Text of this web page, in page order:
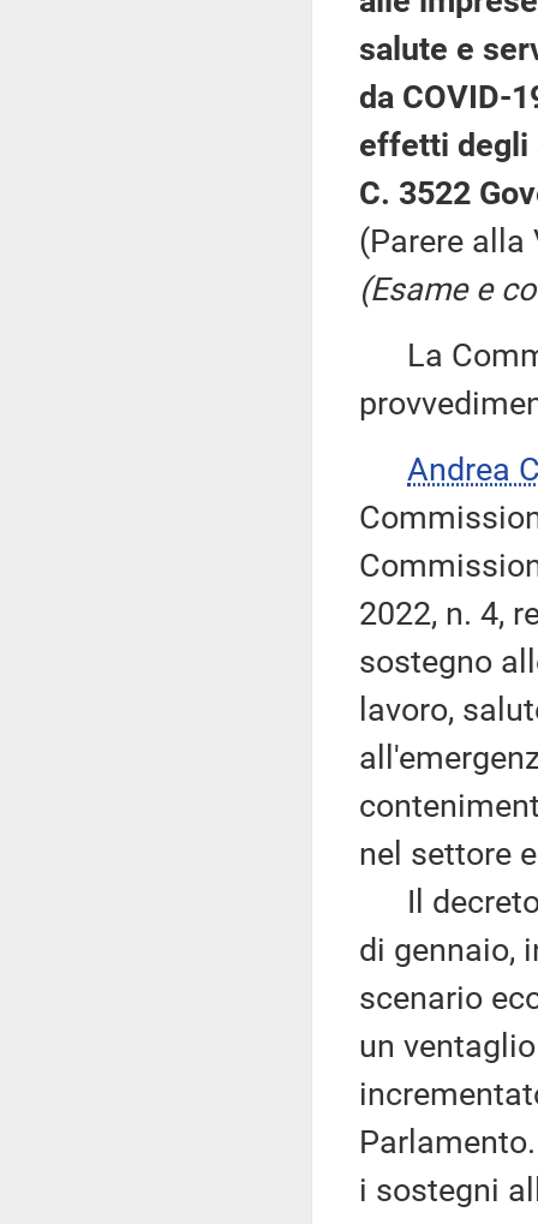
salute e
da COVID-
effetti degli
C. 3522
(Parere alla
(Esame e
La
Andrea
2022, n. 4,
sostegno
lavoro,
nel settore
Il
di gennaio,
scenario
un
i sostegni